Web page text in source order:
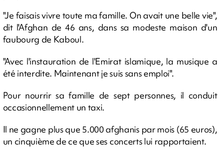
"Je faisais vivre toute ma famille. On avait une belle vie",
dit l'Afghan de 46 ans, dans sa modeste maison d'un
faubourg de Kaboul.
"Avec l'instauration de l'Emirat islamique, la musique a
été interdite. Maintenant je suis sans emploi".
Pour nourrir sa famille de sept personnes, il conduit
occasionnellement un taxi.
Il ne gagne plus que 5.000 afghanis par mois (65 euros),
un cinquième de ce que ses concerts lui rapportaient.